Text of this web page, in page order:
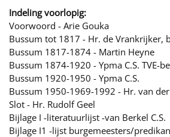
Indeling voorlopig:
Voorwoord - Arie Gouka
Bussum tot 1817 - Hr. de Vrankrijker,
Bussum 1817-1874 - Martin Heyne
Bussum 1874-1920 - Ypma C.S. TVE-
Bussum 1920-1950 - Ypma C.S.
Bussum 1950-1969-1992 - Hr. van
Slot - Hr. Rudolf Geel
Bijlage I -literatuurlijst -van Berkel C.S.
Bijlage I1 -lijst burgemeesters/